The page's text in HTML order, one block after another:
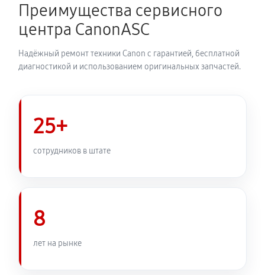
Замена печатной головки
1350 руб 60 минут
Замена печки МФУ Canon imageRUNNER 2520i
Замена термопленки МФУ Canon imageRUNNER
2520i
1980 руб
Преимущества сервисного
центра CanonASC
Надёжный ремонт техники Canon с гарантией, бесплатной
диагностикой и использованием оригинальных запчастей.
25+
сотрудников в штате
8
лет на рынке